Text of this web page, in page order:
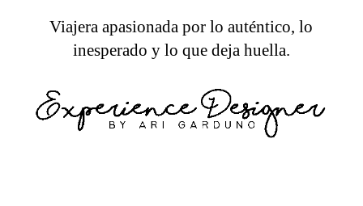
Viajera apasionada por lo auténtico, lo
inesperado y lo que deja huella.